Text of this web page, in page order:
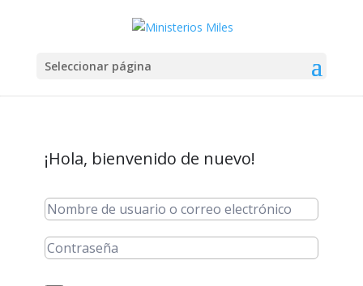
Seleccionar página
¡Hola, bienvenido de nuevo!